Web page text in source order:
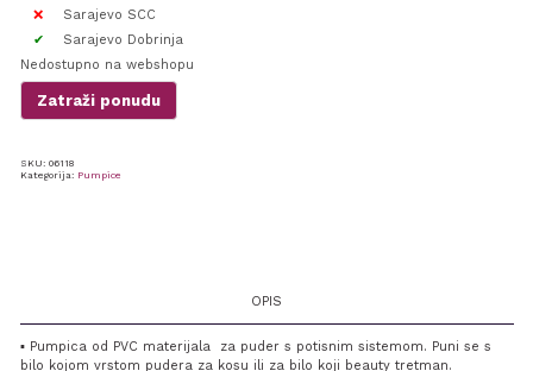
Sarajevo SCC
Sarajevo Dobrinja
Nedostupno na webshopu
Zatraži ponudu
SKU: 06118
Kategorija: Pumpice
OPIS
▪ Pumpica od PVC materijala za puder s potisnim sistemom. Puni se s
bilo kojom vrstom pudera za kosu ili za bilo koji beauty tretman.